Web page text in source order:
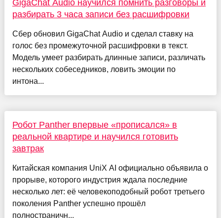
GigaChat Audio научился помнить разговоры и
разбирать 3 часа записи без расшифровки
Сбер обновил GigaChat Audio и сделал ставку на
голос без промежуточной расшифровки в текст.
Модель умеет разбирать длинные записи, различать
нескольких собеседников, ловить эмоции по
интона...
Робот Panther впервые «прописался» в
реальной квартире и научился готовить
завтрак
Китайская компания UniX AI официально объявила о
прорыве, которого индустрия ждала последние
несколько лет: её человекоподобный робот третьего
поколения Panther успешно прошёл
полностраничн...